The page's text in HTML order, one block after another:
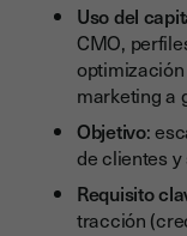
Uso del
CMO,
marketing a
Objetivo:
de clientes
Requisito
tracción